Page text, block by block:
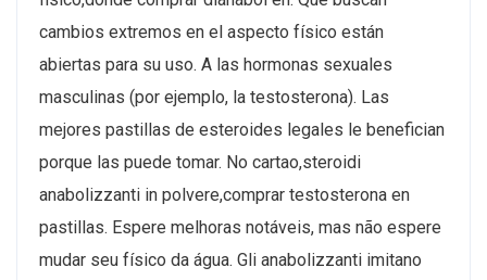
cambios extremos en el aspecto físico están
abiertas para su uso. A las hormonas sexuales
masculinas (por ejemplo, la testosterona). Las
mejores pastillas de esteroides legales le benefician
porque las puede tomar. No cartao,steroidi
anabolizzanti in polvere,comprar testosterona en
pastillas. Espere melhoras notáveis, mas não espere
mudar seu físico da água. Gli anabolizzanti imitano